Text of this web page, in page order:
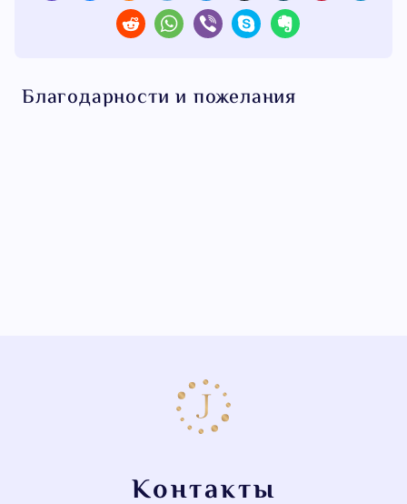
Благодарности и пожелания
Контакты